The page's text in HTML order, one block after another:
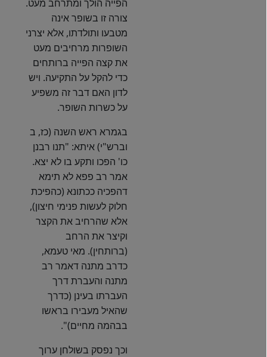
הפייה הולך ומתרחב מעט.
צורה זו בשופר אינה
מטבעו ותולדתו, אלא יצרני
השופרות מרחיבים מעט
את קצה הפייה ברותחים
כדי להקל על התקיעה. ויש
לדון האם דבר זה משפיע
על כשרות השופר.
בגמרא ראש השנה (כז, ב
וברש"י) איתא: "תנו רבנן
כו' הפכו ותקע בו לא יצא.
אמר רב פפא לא תימא
דהפכיה ככתונא (כהפיכת
חלוק לעשות פנימי חיצון),
אלא שהרחיב את הקצר
וקיצר את הרחב
(ברותחין). מאי טעמא,
כדרב מתנה דאמר רב
מתנה והעברת דרך
העברתו בעינן (כדרך
שהאיל מעבירו בראשו
בבהמה מחיים)".
וכך נפסק בשולחן ערוך